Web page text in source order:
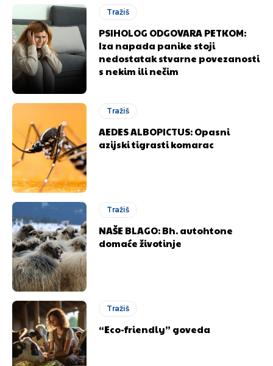
Tražiš
PSIHOLOG ODGOVARA PETKOM:
Iza napada panike stoji
nedostatak stvarne povezanosti
s nekim ili nečim
Tražiš
AEDES ALBOPICTUS: Opasni
azijski tigrasti komarac
Tražiš
NAŠE BLAGO: Bh. autohtone
domaće životinje
Tražiš
“Eco-friendly” goveda